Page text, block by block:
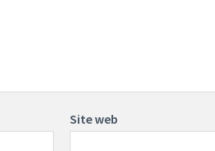
Site web